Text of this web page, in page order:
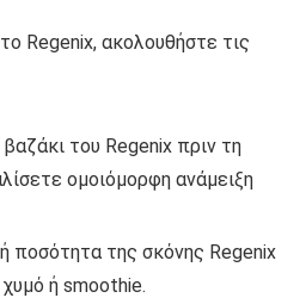
Regenix, ακολουθήστε τις
του Regenix πριν τη
ομοιόμορφη ανάμειξη
ποσότητα της σκόνης Regenix
ή smoothie.